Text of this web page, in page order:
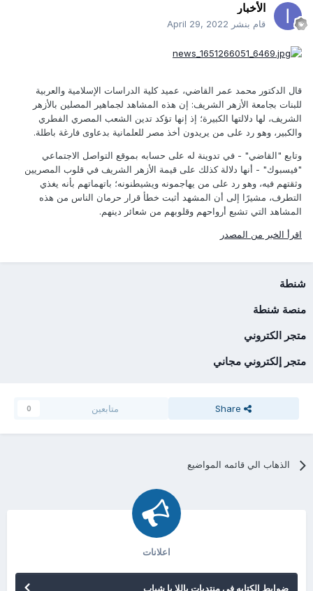
الأخبار
قام بنشر April 29, 2022
قال الدكتور محمد عمر القاضي، عميد كلية الدراسات الإسلامية والعربية
للبنات بجامعة الأزهر الشريف: إن هذه المشاهد لجماهير المصلين بالأزهر
الشريف، لها دلالتها الكبيرة؛ إذ إنها تؤكد تدين الشعب المصري الفطري
والكبير، وهو رد على من يريدون أخذ مصر للعلمانية بدعاوى فارغة باطلة.
وتابع "القاضي" - في تدوينة له على حسابه بموقع التواصل الاجتماعي
"فيسبوك" - أنها دلالة كذلك على قيمة الأزهر الشريف في قلوب المصريين
وثقتهم فيه، وهو رد على من يهاجمونه ويشيطنونه؛ باتهماتهم بأنه يغذي
التطرف، مشيرًا إلى أن المشهد أثبت خطأ قرار حرمان الناس من هذه
المشاهد التي تشبع أرواحهم وقلوبهم من شعائر دينهم.
اقرأ الخبر من المصدر
شنطة
منصة شنطة
متجر الكتروني
متجر إلكتروني مجاني
Share متابعين 0
الذهاب الي قائمه المواضيع
اعلانات
ضوابط الكتابه فى منتديات ياللا يا شباب